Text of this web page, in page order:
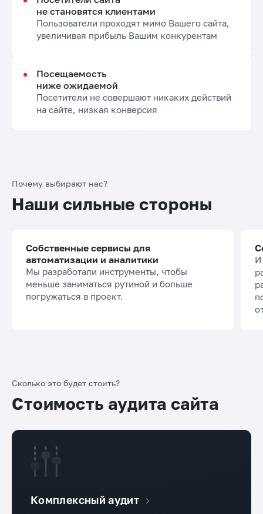
не становятся клиентами
Пользователи проходят мимо Вашего сайта,
увеличивая прибыль Вашим конкурентам
Посещаемость
ниже ожидаемой
Посетители не совершают никаких действий
на сайте, низкая конверсия
Почему выбирают нас?
Наши сильные стороны
Собственные сервисы для
автоматизации и аналитики
Мы разработали инструменты, чтобы
меньше заниматься рутиной и больше
погружаться в проект.
И
Сколько это будет стоить?
Стоимость аудита сайта
Комплексный аудит